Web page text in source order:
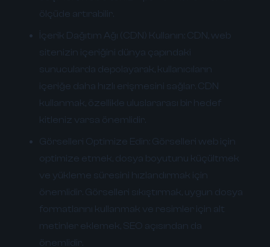
ölçüde artırabilir.
İçerik Dağıtım Ağı (CDN) Kullanın: CDN, web
sitenizin içeriğini dünya çapındaki
sunucularda depolayarak, kullanıcıların
içeriğe daha hızlı erişmesini sağlar. CDN
kullanmak, özellikle uluslararası bir hedef
kitleniz varsa önemlidir.
Görselleri Optimize Edin: Görselleri web için
optimize etmek, dosya boyutunu küçültmek
ve yükleme süresini hızlandırmak için
önemlidir. Görselleri sıkıştırmak, uygun dosya
formatlarını kullanmak ve resimler için alt
metinler eklemek, SEO açısından da
önemlidir.